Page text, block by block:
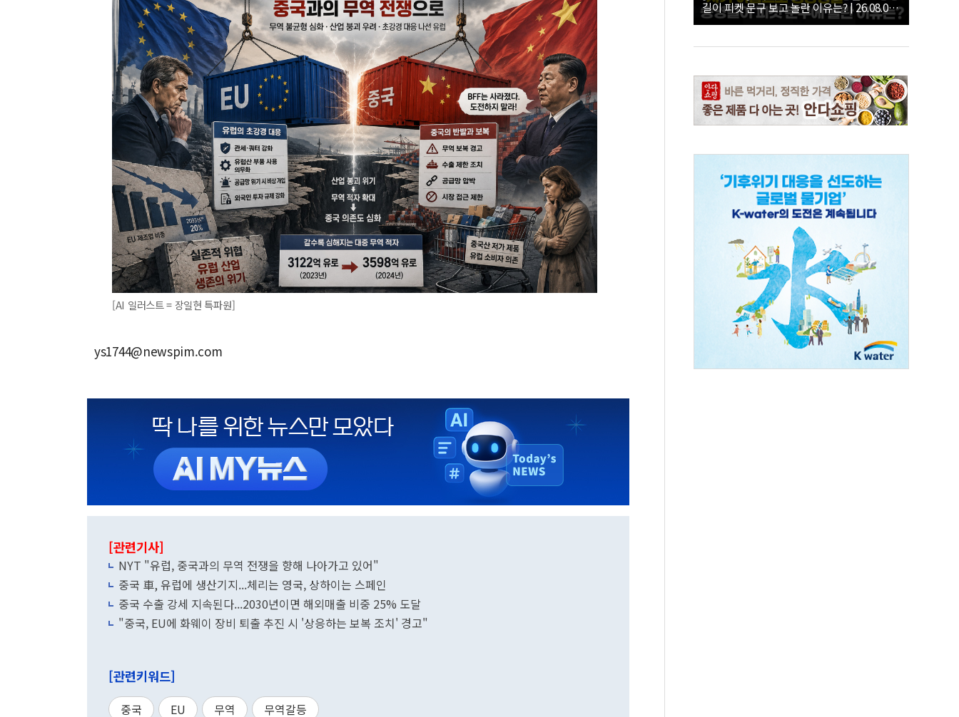
[AI 일러스트 = 장일현 특파원]
ys1744@newspim.com
[관련기사]
NYT "유럽, 중국과의 무역 전쟁을 향해 나아가고 있어"
중국 車, 유럽에 생산기지...체리는 영국, 상하이는 스페인
중국 수출 강세 지속된다...2030년이면 해외매출 비중 25% 도달
"중국, EU에 화웨이 장비 퇴출 추진 시 '상응하는 보복 조치' 경고"
[관련키워드]
중국 EU 무역 무역갈등
길이 피켓 문구 보고 놀란 이유는? | 26.08.09
더불어민주당 당대표·최고위원 후보 대구·경